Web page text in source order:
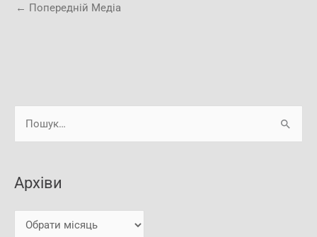
← Попередній Медіа
а
т
Архіви